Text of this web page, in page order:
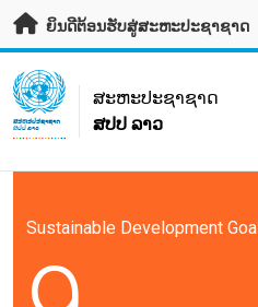
ຂ້າມຂໍ້ມູນຫຼັກ
ຍິນດີຕ້ອນຮັບສູ່ສະຫະປະຊາຊາດ
UN Logo
ສະ​ຫະ​ປະ​ຊາ​ຊາດ
ສປປ ລາວ
ສະ​ຫະ​ປະ​ຊາ​ຊາດ
ສປປ ລາວ
Sustainable Development Goal